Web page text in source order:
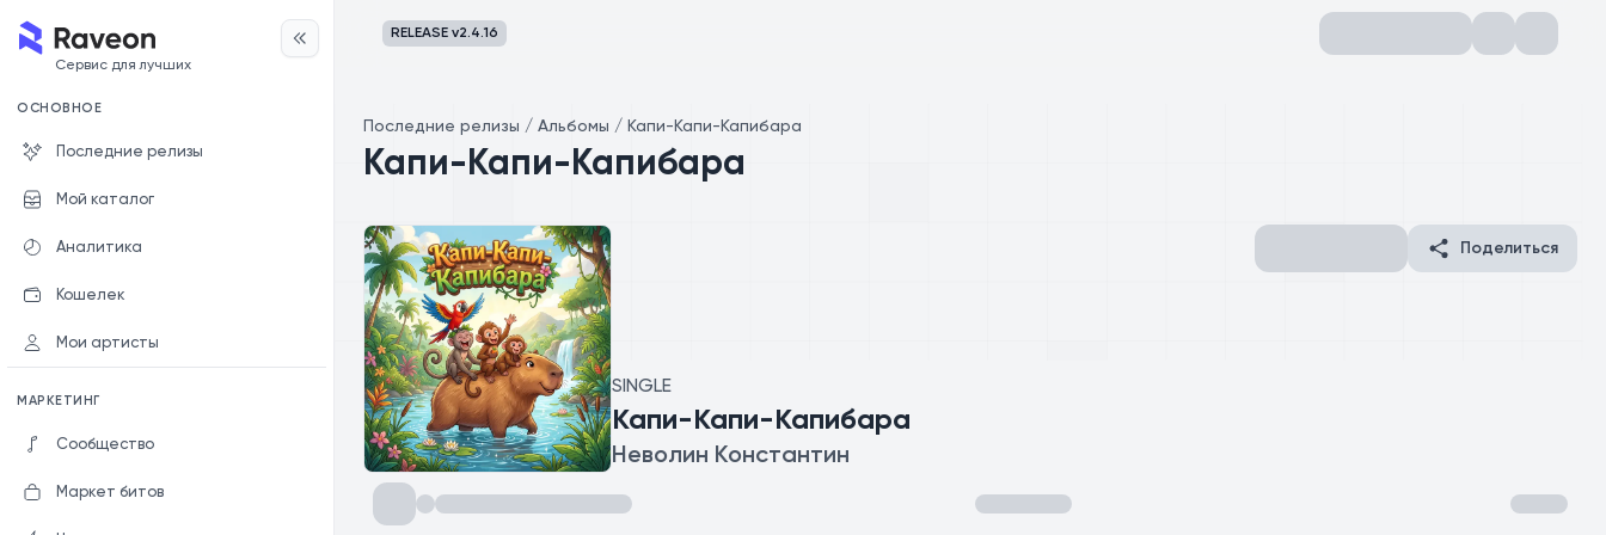
Сервис для лучших
ОСНОВНОЕ
Последние релизы
Мой каталог
Аналитика
Кошелек
Мои артисты
МАРКЕТИНГ
Сообщество
Маркет битов
RELEASE v2.4.16
Последние релизы / Альбомы / Капи-Капи-Капибара
Капи-Капи-Капибара
SINGLE
Капи-Капи-Капибара
Неволин Константин
Поделиться